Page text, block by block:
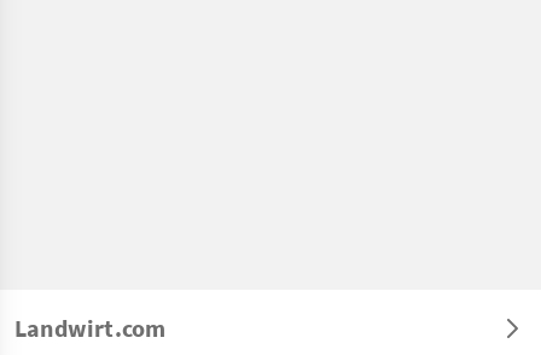
Landwirt.com